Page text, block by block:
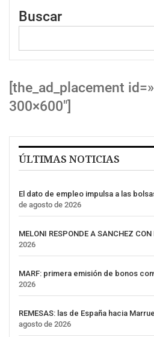
Buscar
[the_ad_placement
300×600″]
ÚLTIMAS NOTICIAS
El dato de empleo impulsa a las
de agosto de 2026
MELONI RESPONDE A SANCHEZ
2026
MARF: primera emisión de bonos
2026
REMESAS: las de España hacia
agosto de 2026